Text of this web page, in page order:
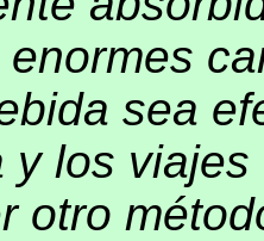
sea
y los
otro